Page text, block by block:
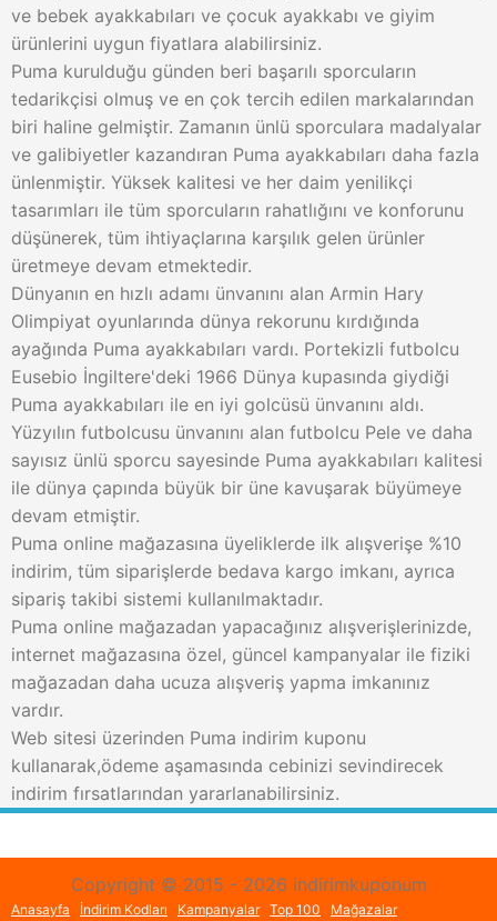
ve bebek ayakkabıları ve çocuk ayakkabı ve giyim
ürünlerini uygun fiyatlara alabilirsiniz.
Puma kurulduğu günden beri başarılı sporcuların
tedarikçisi olmuş ve en çok tercih edilen markalarından
biri haline gelmiştir. Zamanın ünlü sporculara madalyalar
ve galibiyetler kazandıran Puma ayakkabıları daha fazla
ünlenmiştir. Yüksek kalitesi ve her daim yenilikçi
tasarımları ile tüm sporcuların rahatlığını ve konforunu
düşünerek, tüm ihtiyaçlarına karşılık gelen ürünler
üretmeye devam etmektedir.
Dünyanın en hızlı adamı ünvanını alan Armin Hary
Olimpiyat oyunlarında dünya rekorunu kırdığında
ayağında Puma ayakkabıları vardı. Portekizli futbolcu
Eusebio İngiltere'deki 1966 Dünya kupasında giydiği
Puma ayakkabıları ile en iyi golcüsü ünvanını aldı.
Yüzyılın futbolcusu ünvanını alan futbolcu Pele ve daha
sayısız ünlü sporcu sayesinde Puma ayakkabıları kalitesi
ile dünya çapında büyük bir üne kavuşarak büyümeye
devam etmiştir.
Puma online mağazasına üyeliklerde ilk alışverişe %10
indirim, tüm siparişlerde bedava kargo imkanı, ayrıca
sipariş takibi sistemi kullanılmaktadır.
Puma online mağazadan yapacağınız alışverişlerinizde,
internet mağazasına özel, güncel kampanyalar ile fiziki
mağazadan daha ucuza alışveriş yapma imkanınız
vardır.
Web sitesi üzerinden Puma indirim kuponu
kullanarak,ödeme aşamasında cebinizi sevindirecek
indirim fırsatlarından yararlanabilirsiniz.
Copyright © 2015 - 2026 indirimkuponum
Anasayfa İndirim Kodları Kampanyalar Top 100 Mağazalar